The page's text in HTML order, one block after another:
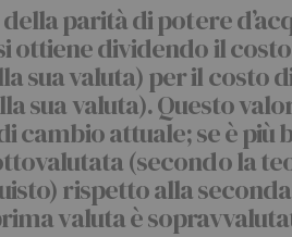
parità di potere
ottiene dividendo il
sua valuta) per il costo
sua valuta). Questo
cambio attuale; se è più
(secondo la
rispetto alla
valuta è